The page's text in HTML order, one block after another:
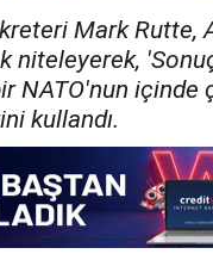
Mark
niteleyerek,
NATO'nun
kullandı.